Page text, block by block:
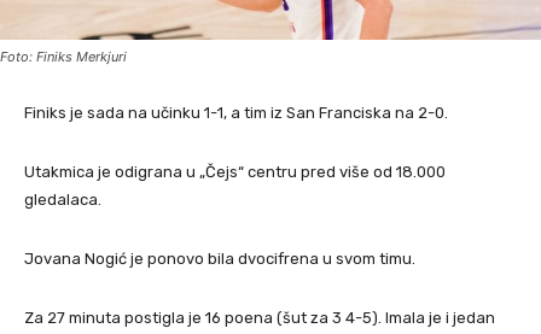
Foto: Finiks Merkjuri
Finiks je sada na učinku 1-1, a tim iz San Franciska na 2-0.
Utakmica je odigrana u „Čejs“ centru pred više od 18.000
gledalaca.
Jovana Nogić je ponovo bila dvocifrena u svom timu.
Za 27 minuta postigla je 16 poena (šut za 3 4-5). Imala je i jedan